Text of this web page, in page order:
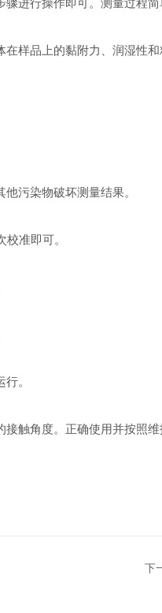
行操作即可。测量过程简
品上的黏附力、润湿性
污染物破坏测量结果。
准即可。
。
角度。正确使用并按照
下